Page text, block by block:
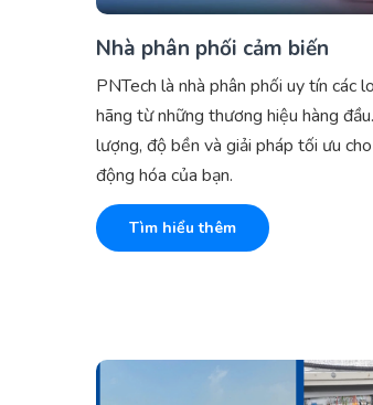
Nhà phân phối cảm biến
PNTech là nhà phân phối uy tín các
hãng từ những thương hiệu hàng
lượng, độ bền và giải pháp tối ưu
động hóa của bạn.
Tìm hiểu thêm